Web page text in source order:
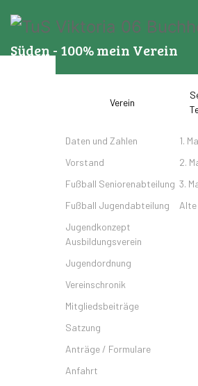
Süden - 100% mein Verein
Verein
Daten und Zahlen
Vorstand
Fußball Seniorenabteilung
Fußball Jugendabteilung
Jugendkonzept
Ausbildungsverein
Jugendordnung
Vereinschronik
Mitgliedsbeiträge
Satzung
Anträge / Formulare
Anfahrt
1.
2.
3.
Alte